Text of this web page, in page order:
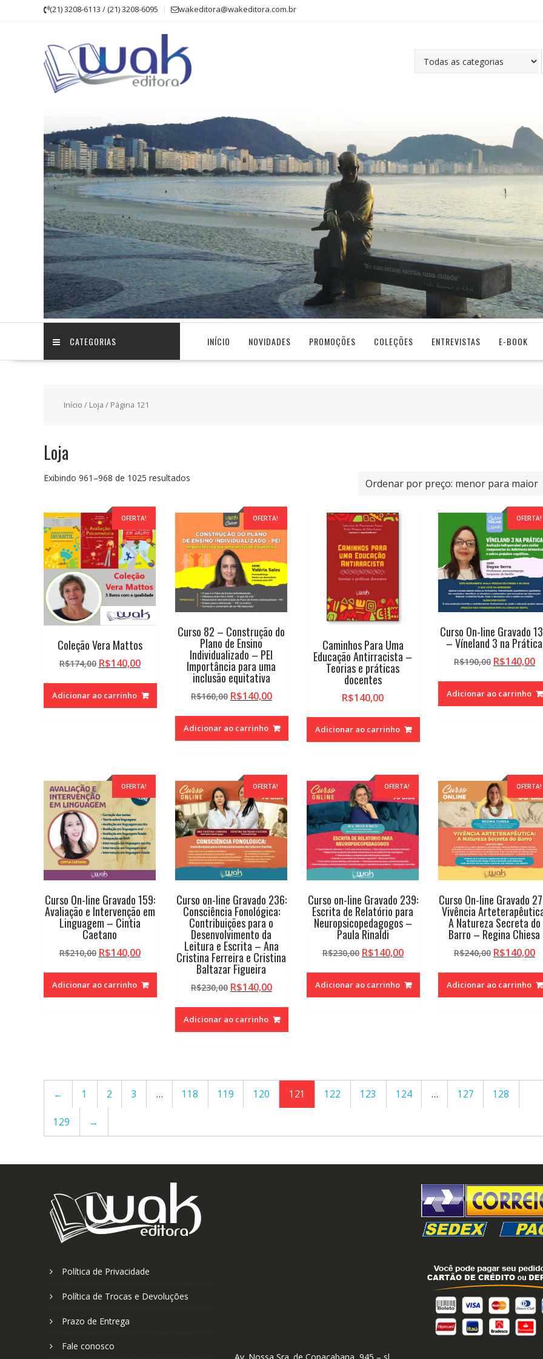
(21) 3208-6113 / (21) 3208-6095 wakeditora@wakeditora.com.br
CATEGORIAS INÍCIO NOVIDADES PROMOÇÕES COLEÇÕES ENTREVISTAS E-BOOK
Início / Loja / Página 121
Loja
Exibindo 961–968 de 1025 resultados
para
alto
OFERTA!
Coleção Vera Mattos
R$174,00 O
original
era:
R$140,00O
atual
é:
R$140,00.
Adicionar ao carrinho
OFERTA!
Curso 82 – Construção do
Plano de Ensino
Individualizado – PEI
Importância para uma
inclusão equitativa
R$160,00 O
original
era:
R$140,00O
atual
é:
Adicionar ao carrinho
Caminhos Para Uma
Educação Antirracista –
Teorias e práticas
docentes
R$140,00
Adicionar ao carrinho
OFERTA!
Curso On-line Gravado
– Víneland 3 na Prática
R$190,00 O
original
era:
R$140,00O
é:
Adicionar ao carrinho
OFERTA!
Curso On-line Gravado 159:
Avaliação e Intervenção em
Linguagem – Cintia
Caetano
R$210,00 O
original
era:
R$140,00O
atual
é:
R$140,00.
Adicionar ao carrinho
OFERTA!
Curso on-line Gravado 236:
Consciência Fonológica:
Contribuições para o
Desenvolvimento da
Leitura e Escrita – Ana
Cristina Ferreira e Cristina
Baltazar Figueira
R$230,00 O
original
era:
R$140,00O
atual
é:
Adicionar ao carrinho
OFERTA!
Curso on-line Gravado 239:
Escrita de Relatório para
Neuropsicopedagogos –
Paula Rinaldi
R$230,00 O
original
era:
R$140,00O
atual
é:
Adicionar ao carrinho
OFERTA!
Curso On-line Gravado
Vivência
A Natureza Secreta do
Barro – Regina Chiesa
R$240,00 O
original
era:
R$140,00O
é:
Adicionar ao carrinho
← 1 2 3 … 118 119 120 121 122 123 124 … 127 128
129 →
Política de Privacidade
Política de Trocas e Devoluções
Prazo de Entrega
Fale conosco